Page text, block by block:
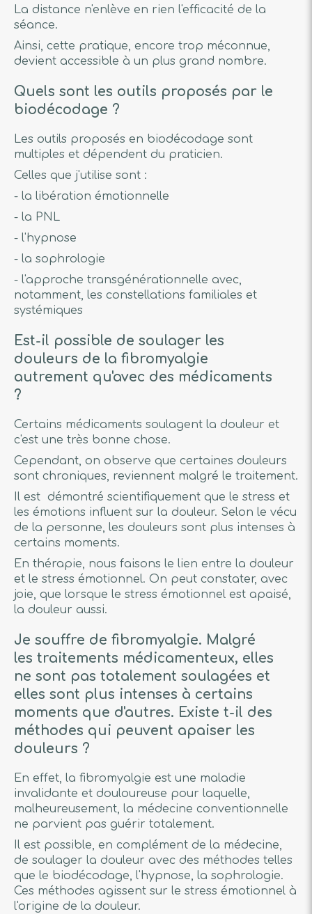
La distance n'enlève en rien l'efficacité de la
séance.
Ainsi, cette pratique, encore trop méconnue,
devient accessible à un plus grand nombre.
Quels sont les outils proposés par le
biodécodage ?
Les outils proposés en biodécodage sont
multiples et dépendent du praticien.
Celles que j'utilise sont :
- la libération émotionnelle
- la PNL
- l'hypnose
- la sophrologie
- l'approche transgénérationnelle avec,
notamment, les constellations familiales et
systémiques
Est-il possible de soulager les
douleurs de la fibromyalgie
autrement qu'avec des médicaments
?
Certains médicaments soulagent la douleur et
c'est une très bonne chose.
Cependant, on observe que certaines douleurs
sont chroniques, reviennent malgré le traitement.
Il est démontré scientifiquement que le stress et
les émotions influent sur la douleur. Selon le vécu
de la personne, les douleurs sont plus intenses à
certains moments.
En thérapie, nous faisons le lien entre la douleur
et le stress émotionnel. On peut constater, avec
joie, que lorsque le stress émotionnel est apaisé,
la douleur aussi.
Je souffre de fibromyalgie. Malgré
les traitements médicamenteux, elles
ne sont pas totalement soulagées et
elles sont plus intenses à certains
moments que d'autres. Existe t-il des
méthodes qui peuvent apaiser les
douleurs ?
En effet, la fibromyalgie est une maladie
invalidante et douloureuse pour laquelle,
malheureusement, la médecine conventionnelle
ne parvient pas guérir totalement.
Il est possible, en complément de la médecine,
de soulager la douleur avec des méthodes telles
que le biodécodage, l'hypnose, la sophrologie.
Ces méthodes agissent sur le stress émotionnel à
l'origine de la douleur.